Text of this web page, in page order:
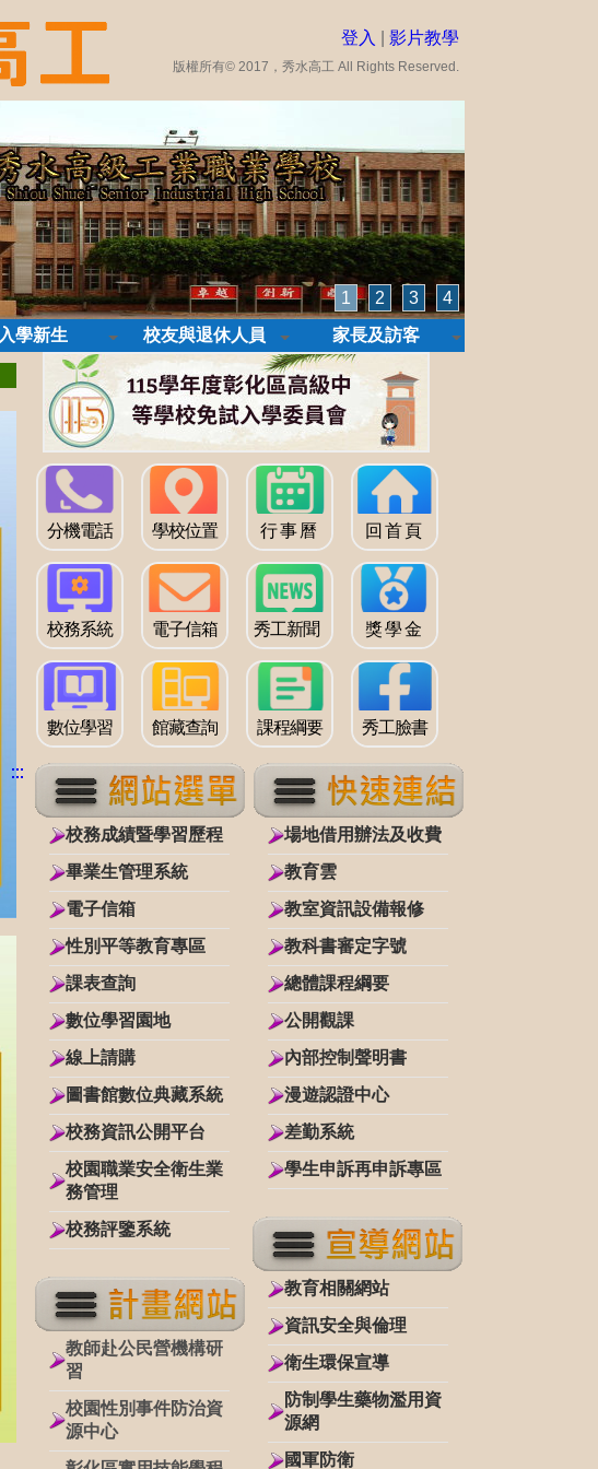
登入 影片教學
版權所有© 2017，秀水高工 All Rights Reserved.
1 2 3
4
入學新生 校友與退休人員 家長及訪客
分機電話 學校位置 行 事 曆 回 首 頁
校務系統 電子信箱 秀工新聞 獎 學 金
數位學習 館藏查詢 課程綱要 秀工臉書
:::
校務成績暨學習歷程
畢業生管理系統
電子信箱
性別平等教育專區
課表查詢
數位學習園地
線上請購
圖書館數位典藏系統
校務資訊公開平台
校園職業安全衛生業
務管理
校務評鑒系統
:::
教師赴公民營機構研
習
校園性別事件防治資
源中心
:::
場地借用辦法及收費
教育雲
教室資訊設備報修
教科書審定字號
總體課程綱要
公開觀課
內部控制聲明書
漫遊認證中心
差勤系統
學生申訴再申訴專區
:::
教育相關網站
資訊安全與倫理
衛生環保宣導
防制學生藥物濫用資
源網
國軍防衛